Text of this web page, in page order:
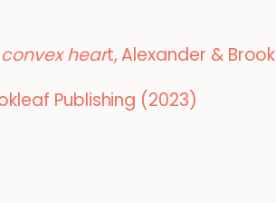
heart, Alexander & Brook
Publishing (2023)